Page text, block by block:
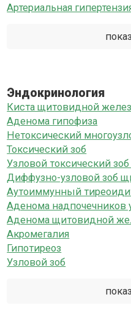
Артериальная
Эндокринология
Киста щитовидной
Аденома гипофиза
Нетоксический
Токсический зоб
Узловой токсический
Диффузно-узловой зоб
Аутоиммунный
Аденома
Аденома щитовидной
Акромегалия
Гипотиреоз
Узловой зоб